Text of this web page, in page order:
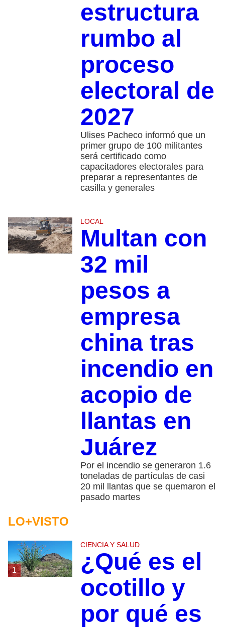
estructura
rumbo al
proceso
electoral de
2027
Ulises Pacheco informó que un
primer grupo de 100 militantes
será certificado como
capacitadores electorales para
preparar a representantes de
casilla y generales
LOCAL
Multan con
32 mil
pesos a
empresa
china tras
incendio en
acopio de
llantas en
Juárez
Por el incendio se generaron 1.6
toneladas de partículas de casi
20 mil llantas que se quemaron el
pasado martes
LO+VISTO
1
CIENCIA Y SALUD
¿Qué es el
ocotillo y
por qué es